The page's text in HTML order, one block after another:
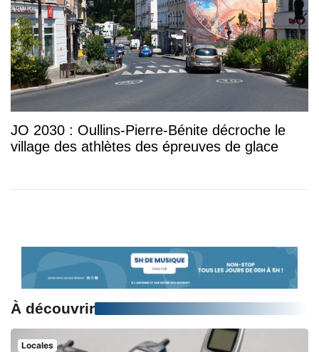
JO 2030 : Oullins-Pierre-Bénite décroche le
village des athlètes des épreuves de glace
À découvrir
Locales